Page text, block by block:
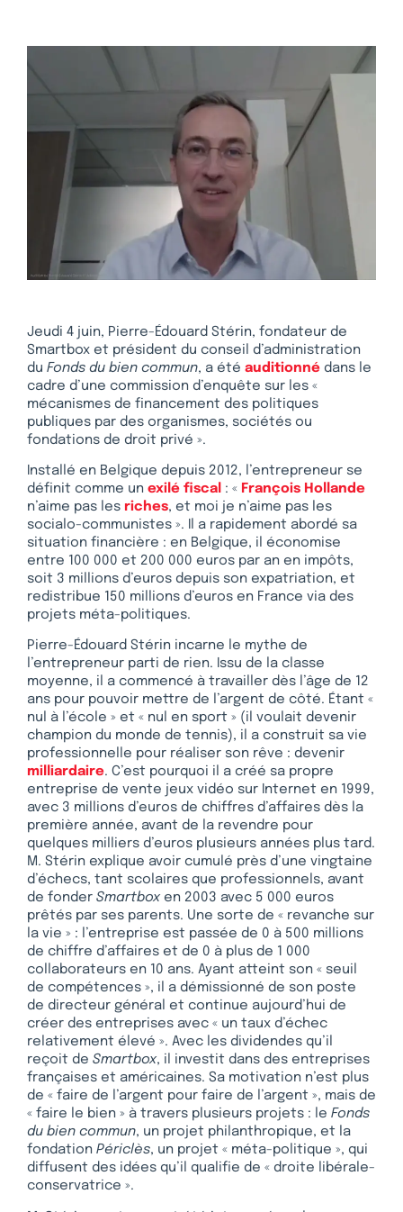
Jeudi 4 juin, Pierre-Édouard Stérin, fondateur de
Smartbox et président du conseil d’administration
du Fonds du bien commun, a été auditionné dans le
cadre d’une commission d’enquête sur les «
mécanismes de financement des politiques
publiques par des organismes, sociétés ou
fondations de droit privé ».
Installé en Belgique depuis 2012, l’entrepreneur se
définit comme un exilé fiscal : « François Hollande
n’aime pas les riches, et moi je n’aime pas les
socialo-communistes ». Il a rapidement abordé sa
situation financière : en Belgique, il économise
entre 100 000 et 200 000 euros par an en impôts,
soit 3 millions d’euros depuis son expatriation, et
redistribue 150 millions d’euros en France via des
projets méta-politiques.
Pierre-Édouard Stérin incarne le mythe de
l’entrepreneur parti de rien. Issu de la classe
moyenne, il a commencé à travailler dès l’âge de 12
ans pour pouvoir mettre de l’argent de côté. Étant «
nul à l’école » et « nul en sport » (il voulait devenir
champion du monde de tennis), il a construit sa vie
professionnelle pour réaliser son rêve : devenir
milliardaire. C’est pourquoi il a créé sa propre
entreprise de vente jeux vidéo sur Internet en 1999,
avec 3 millions d’euros de chiffres d’affaires dès la
première année, avant de la revendre pour
quelques milliers d’euros plusieurs années plus tard.
M. Stérin explique avoir cumulé près d’une vingtaine
d’échecs, tant scolaires que professionnels, avant
de fonder Smartbox en 2003 avec 5 000 euros
prêtés par ses parents. Une sorte de « revanche sur
la vie » : l’entreprise est passée de 0 à 500 millions
de chiffre d’affaires et de 0 à plus de 1 000
collaborateurs en 10 ans. Ayant atteint son « seuil
de compétences », il a démissionné de son poste
de directeur général et continue aujourd’hui de
créer des entreprises avec « un taux d’échec
relativement élevé ». Avec les dividendes qu’il
reçoit de Smartbox, il investit dans des entreprises
françaises et américaines. Sa motivation n’est plus
de « faire de l’argent pour faire de l’argent », mais de
« faire le bien » à travers plusieurs projets : le Fonds
du bien commun, un projet philanthropique, et la
fondation Périclès, un projet « méta-politique », qui
diffusent des idées qu’il qualifie de « droite libérale-
conservatrice ».